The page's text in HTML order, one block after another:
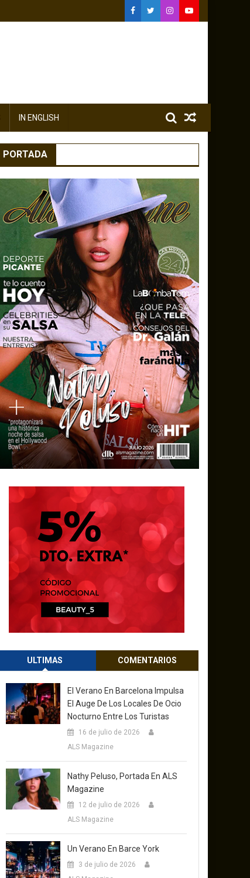
IN ENGLISH
PORTADA
ULTIMAS COMENTARIOS
El Verano En Barcelona Impulsa
El Auge De Los Locales De Ocio
Nocturno Entre Los Turistas
16 de julio de 2026
ALS Magazine
Nathy Peluso, Portada En ALS
Magazine
12 de julio de 2026
ALS Magazine
Un Verano En Barce York
3 de julio de 2026